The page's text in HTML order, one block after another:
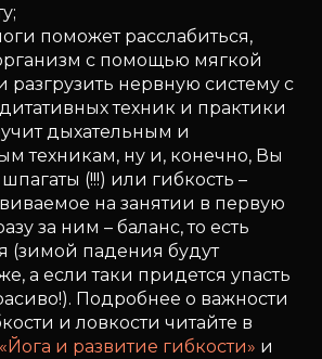
поможет расслабиться,
с помощью мягкой
разгрузить нервную систему с
техник и практики
дыхательным и
техникам, ну и, конечно, Вы
(!!!) или гибкость –
на занятии в первую
за ним – баланс, то есть
(зимой падения будут
а если таки придется упасть
Подробнее о важности
и ловкости читайте в
«Йога и развитие гибкости» и